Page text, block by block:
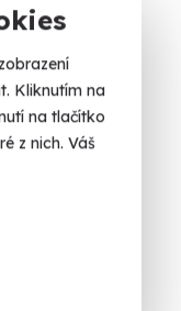
Kliknutím na
na tlačítko
z nich. Váš